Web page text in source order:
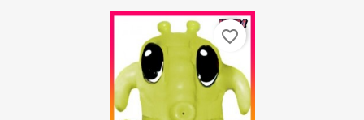
favorite_border